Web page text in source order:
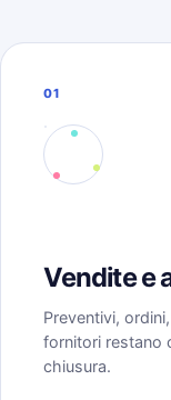
01
Vendite e
Preventivi,
fornitori restano
chiusura.